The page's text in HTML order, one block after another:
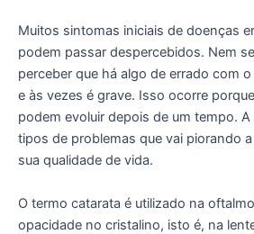
Muitos sintomas iniciais de doenças
podem passar despercebidos. Nem
perceber que há algo de errado com
e às vezes é grave. Isso ocorre
podem evoluir depois de um tempo.
tipos de problemas que vai piorando
sua qualidade de vida.
O termo catarata é utilizado na
opacidade no cristalino, isto é, na